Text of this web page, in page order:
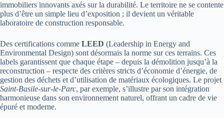
immobiliers innovants axés sur la durabilité. Le territoire ne se contente
plus d’être un simple lieu d’exposition ; il devient un véritable
laboratoire de construction responsable.
Des certifications comme LEED (Leadership in Energy and
Environmental Design) sont désormais la norme sur ces terrains. Ces
labels garantissent que chaque étape – depuis la démolition jusqu’à la
reconstruction – respecte des critères stricts d’économie d’énergie, de
gestion des déchets et d’utilisation de matériaux écologiques. Le projet
Saint-Basile-sur-le-Parc, par exemple, s’illustre par son intégration
harmonieuse dans son environnement naturel, offrant un cadre de vie
épuré et moderne.